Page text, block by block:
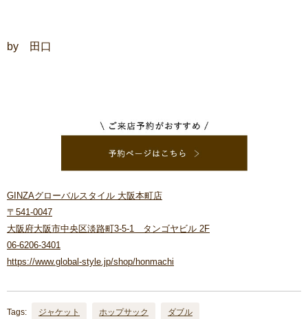
by 田口
GINZAグローバルスタイル 大阪本町店
〒541-0047
大阪府大阪市中央区淡路町3-5-1 タンゴヤビル 2F
06-6206-3401
https://www.global-style.jp/shop/honmachi
Tags: ジャケット ホップサック ダブル